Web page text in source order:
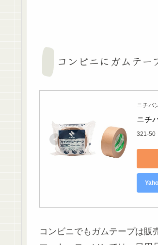
コンビニにガムテー
ニチバ
ニチ
321-50
コンビニでもガムテープは販